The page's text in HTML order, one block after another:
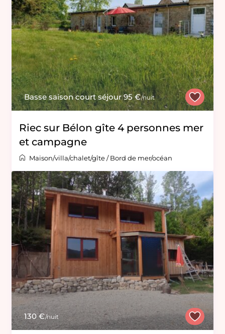
Basse saison court séjour 95 €/nuit
Riec sur Bélon gîte 4 personnes mer
et campagne
Maison/villa/chalet/gîte/Bord de mer/océan
130 €/nuit